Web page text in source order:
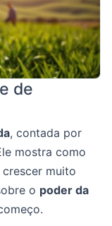
de
, contada por
mostra como
muito
o poder da